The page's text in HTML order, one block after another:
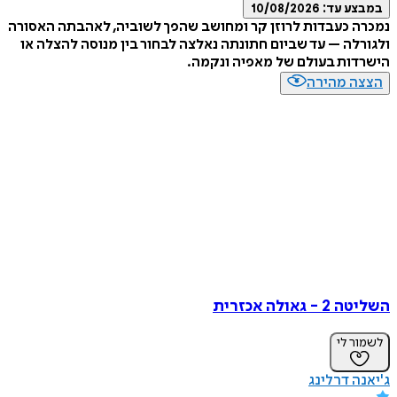
עד:10/08/2026
כעבדות לרוזן קר ומחושב שהפך לשוביה, לאהבתה האסורה
– עד שביום חתונתה נאלצה לבחור בין מנוסה להצלה או
בעולם של מאפיה ונקמה.
מהירה
אכזרית
לי
דרלינג